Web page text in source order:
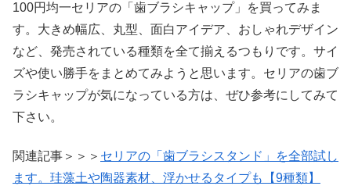
100円均一セリアの「歯ブラシキャップ」を買ってみま
す。大きめ幅広、丸型、面白アイデア、おしゃれデザイン
など、発売されている種類を全て揃えるつもりです。サイ
ズや使い勝手をまとめてみようと思います。セリアの歯ブ
ラシキャップが気になっている方は、ぜひ参考にしてみて
下さい。
関連記事＞＞＞ セリアの「歯ブラシスタンド」を全部試し
ます。珪藻土や陶器素材、浮かせるタイプも【9種類】